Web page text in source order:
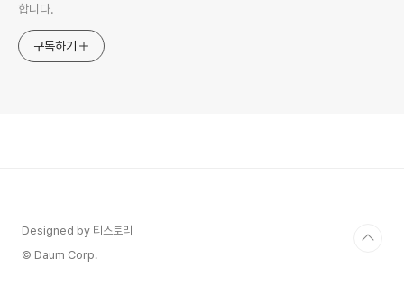
합니다.
구독하기
Designed by 티스토리
© Daum Corp.